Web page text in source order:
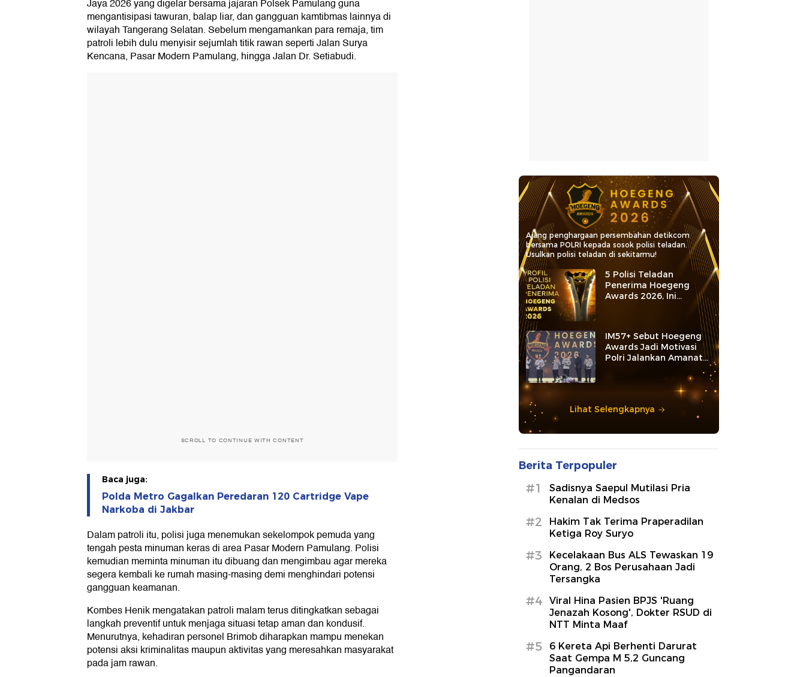
Jaya 2026 yang digelar bersama jajaran Polsek Pamulang guna
mengantisipasi tawuran, balap liar, dan gangguan kamtibmas lainnya di
wilayah Tangerang Selatan. Sebelum mengamankan para remaja, tim
patroli lebih dulu menyisir sejumlah titik rawan seperti Jalan Surya
Kencana, Pasar Modern Pamulang, hingga Jalan Dr. Setiabudi.
SCROLL TO CONTINUE WITH CONTENT
Baca juga:
Polda Metro Gagalkan Peredaran 120 Cartridge Vape
Narkoba di Jakbar
Dalam patroli itu, polisi juga menemukan sekelompok pemuda yang
tengah pesta minuman keras di area Pasar Modern Pamulang. Polisi
kemudian meminta minuman itu dibuang dan mengimbau agar mereka
segera kembali ke rumah masing-masing demi menghindari potensi
gangguan keamanan.
Kombes Henik mengatakan patroli malam terus ditingkatkan sebagai
langkah preventif untuk menjaga situasi tetap aman dan kondusif.
Menurutnya, kehadiran personel Brimob diharapkan mampu menekan
potensi aksi kriminalitas maupun aktivitas yang meresahkan masyarakat
pada jam rawan.
Ajang penghargaan persembahan detikcom
bersama POLRI kepada sosok polisi teladan.
Usulkan polisi teladan di sekitarmu!
5 Polisi Teladan
Penerima Hoegeng
Awards 2026, Ini
Kategori dan Kiprahnya
IM57+ Sebut Hoegeng
Awards Jadi Motivasi
Polri Jalankan Amanat
Lihat Selengkapnya
Berita Terpopuler
#1
Sadisnya Saepul Mutilasi Pria
Kenalan di Medsos
#2
Hakim Tak Terima Praperadilan
Ketiga Roy Suryo
#3
Kecelakaan Bus ALS Tewaskan 19
Orang, 2 Bos Perusahaan Jadi
Tersangka
#4
Viral Hina Pasien BPJS 'Ruang
Jenazah Kosong', Dokter RSUD di
NTT Minta Maaf
#5
6 Kereta Api Berhenti Darurat
Saat Gempa M 5,2 Guncang
Pangandaran